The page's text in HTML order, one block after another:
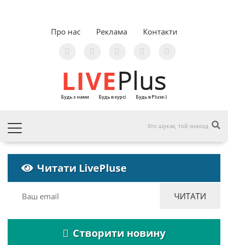
Про нас Реклама Контакти
LIVEPlus
Будь з нами Будь в курсі Будь в Pluse-)
Читати LivePluse
Створити новину